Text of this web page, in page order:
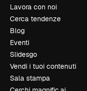
Lavora con noi
Cerca tendenze
Blog
Eventi
Slidesgo
Vendi i tuoi contenuti
Sala stampa